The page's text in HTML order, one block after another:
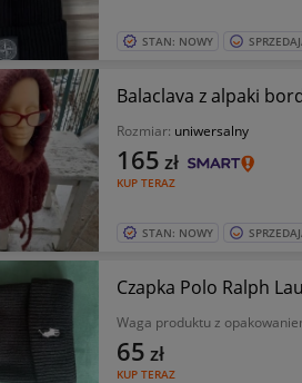
STAN: NOWY
Balaclava z alpaki
Rozmiar: uniwersalny
KUP TERAZ
165 zł
STAN: NOWY
Czapka Polo Ralph
Waga produktu z
KUP TERAZ
65 zł